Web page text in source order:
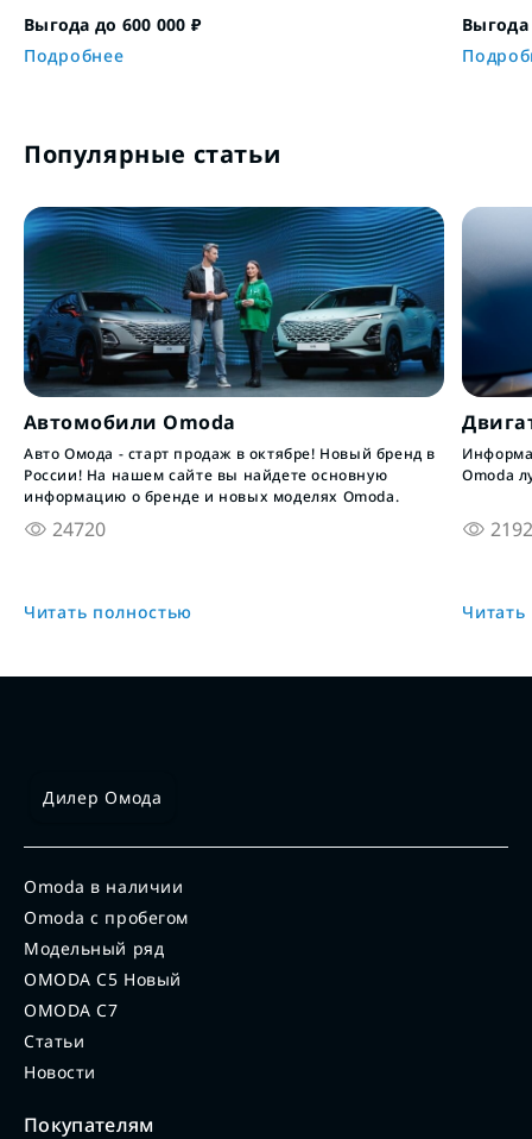
Выгода до 600 000 ₽
Подробнее
Выгода
Популярные статьи
Автомобили Omoda
Авто Омода - старт продаж в октябре! Новый бренд в
России! На нашем сайте вы найдете основную
информацию о бренде и новых моделях Omoda.
24720
Читать полностью
Omoda
Дилер Омода
Omoda в наличии
Omoda с пробегом
Модельный ряд
OMODA C5 Новый
OMODA C7
Статьи
Новости
Покупателям